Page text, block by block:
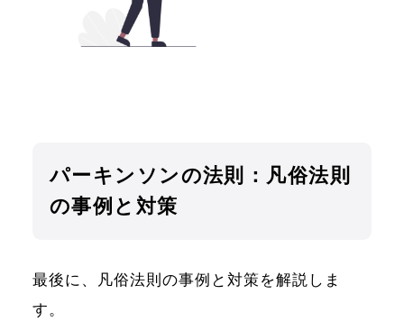
パーキンソンの法則：凡俗法則
の事例と対策
最後に、凡俗法則の事例と対策を解説しま
す。